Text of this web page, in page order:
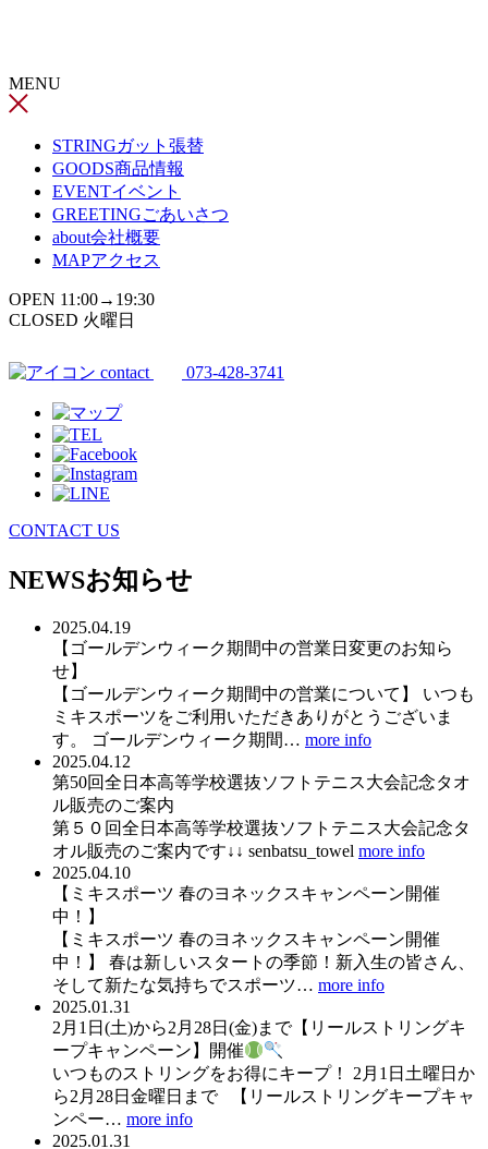
ン
ツ
MENU
STRINGガット張替
GOODS商品情報
EVENTイベント
GREETINGごあいさつ
about会社概要
MAPアクセス
OPEN 11:00→19:30
CLOSED 火曜日
contact 073-428-3741
CONTACT US
NEWSお知らせ
2025.04.19
【ゴールデンウィーク期間中の営業日変更のお知ら
せ】
【ゴールデンウィーク期間中の営業について】 いつも
ミキスポーツをご利用いただきありがとうございま
す。 ゴールデンウィーク期間… more info
2025.04.12
第50回全日本高等学校選抜ソフトテニス大会記念タオ
ル販売のご案内
第５０回全日本高等学校選抜ソフトテニス大会記念タ
オル販売のご案内です↓↓ senbatsu_towel more info
2025.04.10
【ミキスポーツ 春のヨネックスキャンペーン開催
中！】
【ミキスポーツ 春のヨネックスキャンペーン開催
中！】 春は新しいスタートの季節！新入生の皆さん、
そして新たな気持ちでスポーツ… more info
2025.01.31
2月1日(土)から2月28日(金)まで【リールストリングキ
ープキャンペーン】開催
いつものストリングをお得にキープ！ 2月1日土曜日か
ら2月28日金曜日まで 【リールストリングキープキャ
ンペー… more info
2025.01.31